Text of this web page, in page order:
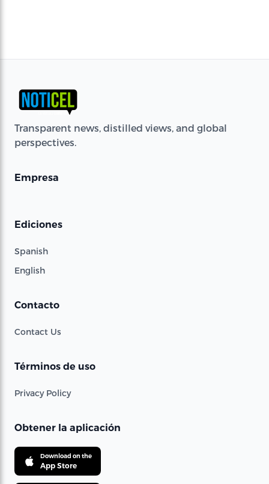
Transparent news, distilled views, and global
perspectives.
Empresa
Ediciones
Spanish
English
Contacto
Contact Us
Términos de uso
Privacy Policy
Obtener la aplicación
Download on the
App Store